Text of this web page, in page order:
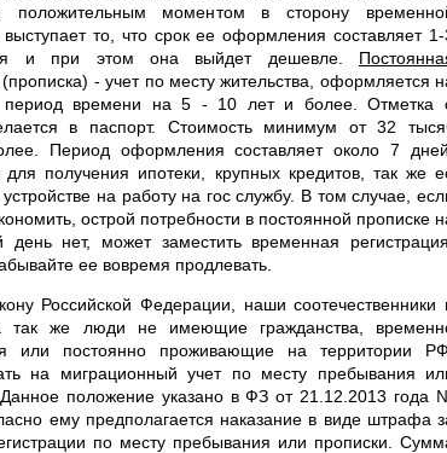
моментом в сторону
выступает то, что срок ее оформления составляет 1-
и при этом она выйдет дешевле.
(прописка) - учет по месту жительства, оформляется
период времени на 5 - 10 лет и более. Отметка
в паспорт. Стоимость минимум от 32
Период оформления составляет около 7 дней.
получения ипотеки, крупных кредитов, так же
на работу на гос службу. В том случае,
острой потребности в постоянной прописке
день нет, может заместить временная регистрация,
ее вовремя продлевать.
Российской Федерации, наши соотечественники
так же люди не имеющие гражданства,
или постоянно проживающие на территории РФ,
на миграционный учет по месту пребывания
Данное положение указано в ФЗ от 21.12.2013 года
ему предполагается наказание в виде штрафа
по месту пребывания или прописки.